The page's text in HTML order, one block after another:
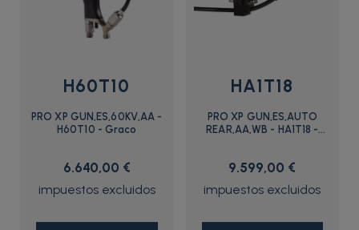
H60T10
PRO XP GUN,ES,60KV,AA -
H60T10 - Graco
6.640,00 €
HA1T18
PRO XP GUN,ES,AUTO
REAR,AA,WB - HA1T18 -
9.599,00 €